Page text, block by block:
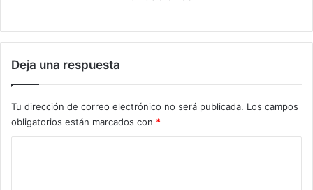
Deja una respuesta
Tu dirección de correo electrónico no será publicada. Los campos
obligatorios están marcados con *